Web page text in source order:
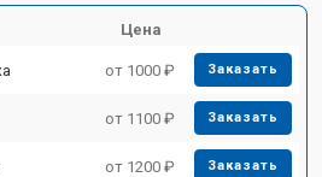
Цена
от 1000 ₽ Заказать
от 1100 ₽ Заказать
от 1200 ₽ Заказать